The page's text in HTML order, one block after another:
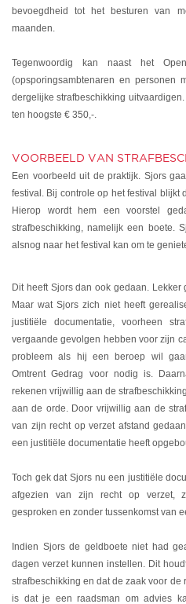
bevoegdheid tot het besturen van
maanden.
Tegenwoordig kan naast het
(opsporingsambtenaren en personen
dergelijke strafbeschikking
ten hoogste € 350,-.
VOORBEELD VAN
Een voorbeeld uit de praktijk. Sjors
festival. Bij controle op het festival blijkt
Hierop wordt hem een voorstel
strafbeschikking, namelijk een boete.
alsnog naar het festival kan om te
Dit heeft Sjors dan ook gedaan.
Maar wat Sjors zich niet heeft
justitiële documentatie, voorheen
vergaande gevolgen hebben voor zijn
probleem als hij een beroep wil
Omtrent Gedrag voor nodig is.
rekenen vrijwillig aan de
aan de orde. Door vrijwillig aan de
van zijn recht op verzet afstand
een justitiële documentatie heeft
Toch gek dat Sjors nu een justitiële
afgezien van zijn recht op verzet,
gesproken en zonder tussenkomst van
Indien Sjors de geldboete niet had
dagen verzet kunnen instellen. Dit
strafbeschikking en dat de zaak voor de
is dat je een raadsman om advies